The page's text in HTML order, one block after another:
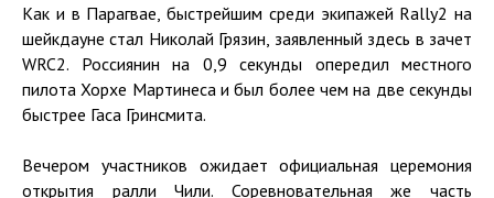
Как и в Парагвае, быстрейшим среди экипажей Rally2 на
шейкдауне стал Николай Грязин, заявленный здесь в зачет
WRC2. Россиянин на 0,9 секунды опередил местного
пилота Хорхе Мартинеса и был более чем на две секунды
быстрее Гаса Гринсмита.
Вечером участников ожидает официальная церемония
открытия ралли Чили. Соревновательная же часть